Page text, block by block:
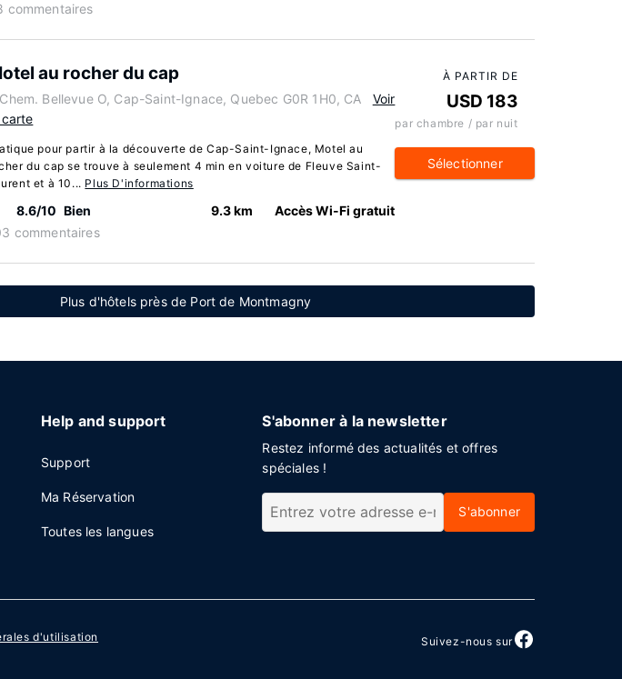
commentaires
au rocher du cap
Bellevue O, Cap-Saint-Ignace, Quebec G0R 1H0, CA
Voir
pour partir à la découverte de Cap-Saint-Ignace, Motel au
du cap se trouve à seulement 4 min en voiture de Fleuve Saint-
et à 10... Plus D'informations
8.6/10 Bien
commentaires
9.3 km Accès Wi-Fi gratuit
À PARTIR DE
USD 183
par chambre / par nuit
Sélectionner
Plus d'hôtels près de Port de Montmagny
Help and support
Support
Ma Réservation
Toutes les langues
S'abonner à la newsletter
Restez informé des actualités et offres
spéciales !
S'abonner
d'utilisation Suivez-nous sur